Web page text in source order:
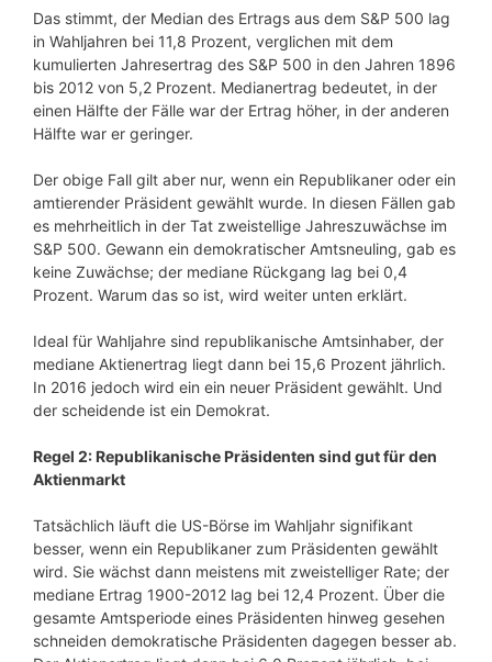
Das stimmt, der Median des Ertrags aus dem S&P 500 lag
in Wahljahren bei 11,8 Prozent, verglichen mit dem
kumulierten Jahresertrag des S&P 500 in den Jahren 1896
bis 2012 von 5,2 Prozent. Medianertrag bedeutet, in der
einen Hälfte der Fälle war der Ertrag höher, in der anderen
Hälfte war er geringer.
Der obige Fall gilt aber nur, wenn ein Republikaner oder ein
amtierender Präsident gewählt wurde. In diesen Fällen gab
es mehrheitlich in der Tat zweistellige Jahreszuwächse im
S&P 500. Gewann ein demokratischer Amtsneuling, gab es
keine Zuwächse; der mediane Rückgang lag bei 0,4
Prozent. Warum das so ist, wird weiter unten erklärt.
Ideal für Wahljahre sind republikanische Amtsinhaber, der
mediane Aktienertrag liegt dann bei 15,6 Prozent jährlich.
In 2016 jedoch wird ein ein neuer Präsident gewählt. Und
der scheidende ist ein Demokrat.
Regel 2: Republikanische Präsidenten sind gut für den
Aktienmarkt
Tatsächlich läuft die US-Börse im Wahljahr signifikant
besser, wenn ein Republikaner zum Präsidenten gewählt
wird. Sie wächst dann meistens mit zweistelliger Rate; der
mediane Ertrag 1900-2012 lag bei 12,4 Prozent. Über die
gesamte Amtsperiode eines Präsidenten hinweg gesehen
schneiden demokratische Präsidenten dagegen besser ab.